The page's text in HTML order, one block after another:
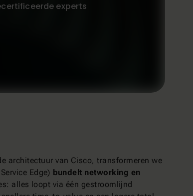
experts
architectuur van Cisco, transformeren we
Edge) bundelt networking en
alles loopt via één gestroomlijnd